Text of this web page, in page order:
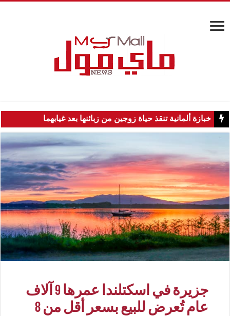
خبازة ألمانية تنقذ حياة زوجين من زبائنها بعد غيابهما
جزيرة في اسكتلندا عمرها 9 آلاف
عام تُعرض للبيع بسعر أقل من 8